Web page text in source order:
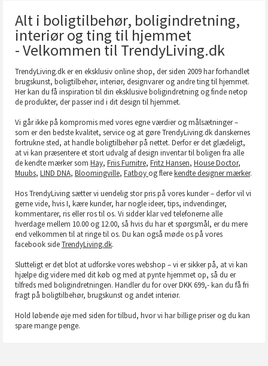
Alt i boligtilbehør, boligindretning,
interiør og ting til hjemmet
- Velkommen til TrendyLiving.dk
TrendyLiving.dk er en eksklusiv online shop, der siden 2009 har forhandlet
brugskunst, boligtilbehør, interiør, designvarer og andre ting til hjemmet.
Her kan du få inspiration til din eksklusive boligindretning og finde netop
de produkter, der passer ind i dit design til hjemmet.
Vi går ikke på kompromis med vores egne værdier og målsætninger –
som er den bedste kvalitet, service og at gøre TrendyLiving.dk danskernes
fortrukne sted, at handle boligtilbehør på nettet. Derfor er det glædeligt,
at vi kan præsentere et stort udvalg af design inventar til boligen fra alle
de kendte mærker som Hay, Friis Furnitre, Fritz Hansen, House Doctor,
Muubs, LIND DNA, Bloomingville, Fatboy og flerekendte designer mærker.
Hos TrendyLiving sætter vi uendelig stor pris på vores kunder – derfor vil vi
gerne vide, hvis I, kære kunder, har nogle ideer, tips, indvendinger,
kommentarer, ris eller ros til os. Vi sidder klar ved telefonerne alle
hverdage mellem 10.00 og 12.00, så hvis du har et spørgsmål, er du mere
end velkommen til at ringe til os. Du kan også møde os på vores
facebook sideTrendyLiving.dk.
Slutteligt er det blot at udforske vores webshop – vi er sikker på, at vi kan
hjælpe dig videre med dit køb og med at pynte hjemmet op, så du er
tilfreds med boligindretningen. Handler du for over DKK 699,- kan du få fri
fragt på boligtilbehør, brugskunst og andet interiør.
Hold løbende øje med siden for tilbud, hvor vi har billige priser og du kan
spare mange penge.